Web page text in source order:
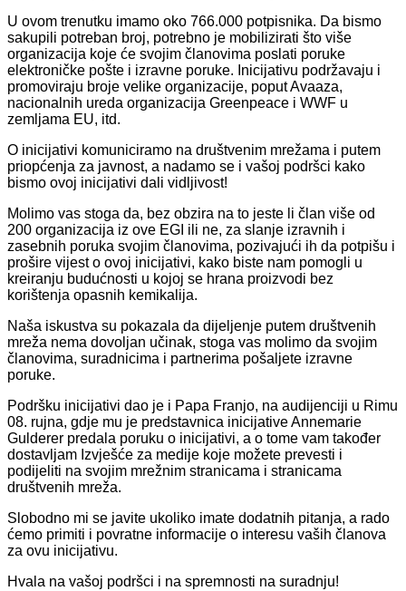
U ovom trenutku imamo oko 766.000 potpisnika. Da bismo
sakupili potreban broj, potrebno je mobilizirati što više
organizacija koje će svojim članovima poslati poruke
elektroničke pošte i izravne poruke. Inicijativu podržavaju i
promoviraju broje velike organizacije, poput Avaaza,
nacionalnih ureda organizacija Greenpeace i WWF u
zemljama EU, itd.
O inicijativi komuniciramo na društvenim mrežama i putem
priopćenja za javnost, a nadamo se i vašoj podršci kako
bismo ovoj inicijativi dali vidljivost!
Molimo vas stoga da, bez obzira na to jeste li član više od
200 organizacija iz ove EGI ili ne, za slanje izravnih i
zasebnih poruka svojim članovima, pozivajući ih da potpišu i
prošire vijest o ovoj inicijativi, kako biste nam pomogli u
kreiranju budućnosti u kojoj se hrana proizvodi bez
korištenja opasnih kemikalija.
Naša iskustva su pokazala da dijeljenje putem društvenih
mreža nema dovoljan učinak, stoga vas molimo da svojim
članovima, suradnicima i partnerima pošaljete izravne
poruke.
Podršku inicijativi dao je i Papa Franjo, na audijenciji u Rimu
08. rujna, gdje mu je predstavnica inicijative Annemarie
Gulderer predala poruku o inicijativi, a o tome vam također
dostavljam Izvješće za medije koje možete prevesti i
podijeliti na svojim mrežnim stranicama i stranicama
društvenih mreža.
Slobodno mi se javite ukoliko imate dodatnih pitanja, a rado
ćemo primiti i povratne informacije o interesu vaših članova
za ovu inicijativu.
Hvala na vašoj podršci i na spremnosti na suradnju!